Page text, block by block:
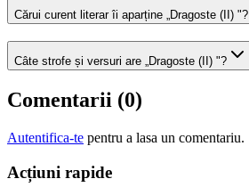
Cărui curent literar îi aparține „Dragoste (II) "?
Câte strofe și versuri are „Dragoste (II) "?
Comentarii (0)
Autentifica-te pentru a lasa un comentariu.
Acțiuni rapide